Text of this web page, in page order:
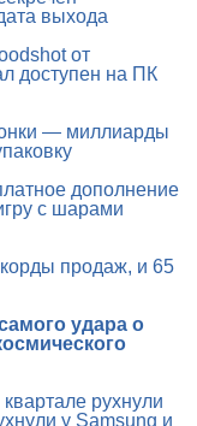
выхода
от
доступен на ПК
— миллиарды
дополнение
с шарами
продаж, и 65
удара о
рухнули
у Samsung и